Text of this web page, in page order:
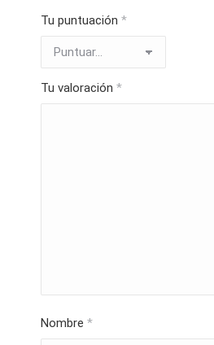
Tu puntuación *
Tu valoración *
Nombre *